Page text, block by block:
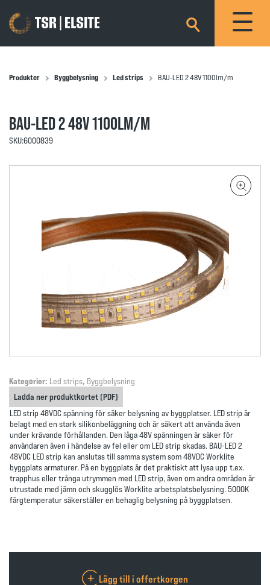
×
Produkter Byggbelysning Led strips BAU-LED 2 48V 1100lm/m
BAU-LED 2 48V 1100LM/M
SKU:6000839
LED strip 48VDC spänning för säker belysning av byggplatser. LED strip är
belagt med en stark silikonbeläggning och är säkert att använda även
under krävande förhållanden. Den låga 48V spänningen är säker för
användaren även i händelse av fel eller om LED strip skadas. BAU-LED 2
48VDC LED strip kan anslutas till samma system som 48VDC Worklite
byggplats armaturer. På en byggplats är det praktiskt att lysa upp t.ex.
trapphus eller trånga utrymmen med LED strip, även om andra områden är
utrustade med jämn och skugglös Worklite arbetsplatsbelysning. 5000K
färgtemperatur säkerställer en behaglig belysning på byggplatsen.
Lägg till i offertkorgen
Kategorier: Led strips, Byggbelysning
Ladda ner produktkortet (PDF)